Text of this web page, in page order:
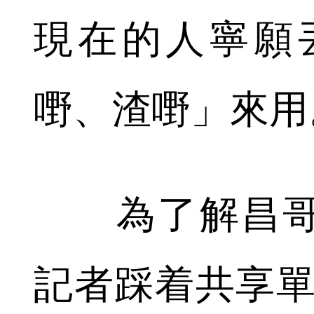
現在的人寧願
嘢、渣嘢」來
為了解昌哥
記者踩着共享